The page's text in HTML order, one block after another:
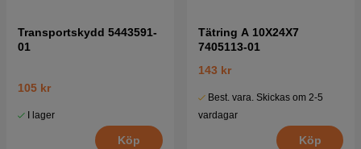
Transportskydd 5443591-
01
105 kr
I lager
Köp
Tätring A 10X24X7
7405113-01
143 kr
Best. vara. Skickas om 2-5
vardagar
Köp